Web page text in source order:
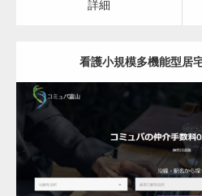
詳細
看護小規模多機能型居
更新日：
看護小規模多機能